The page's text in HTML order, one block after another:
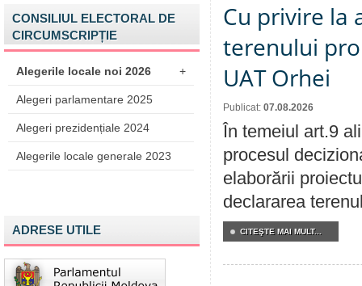
CONSILIUL ELECTORAL DE
CIRCUMSCRIPȚIE
Alegerile locale noi 2026 +
Alegeri parlamentare 2025
Alegeri prezidențiale 2024
Alegerile locale generale 2023
ADRESE UTILE
Cu privire la
terenului
UAT Orhei
Publicat: 07.08.2026
În temeiul art.9
procesul
elaborării
declararea
CITEŞTE MAI MULT...